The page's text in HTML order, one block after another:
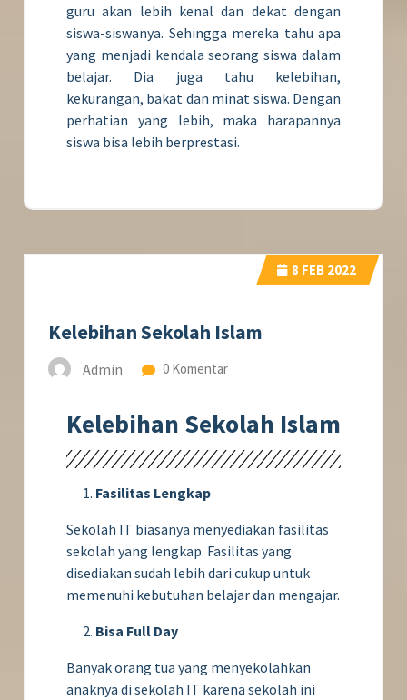
guru akan lebih kenal dan dekat dengan
siswa-siswanya. Sehingga mereka tahu apa
yang menjadi kendala seorang siswa dalam
belajar. Dia juga tahu kelebihan,
kekurangan, bakat dan minat siswa. Dengan
perhatian yang lebih, maka harapannya
siswa bisa lebih berprestasi.
Kelebihan Sekolah Islam
8 FEB 2022
Admin 0 Komentar
Kelebihan Sekolah Islam
Fasilitas Lengkap
Sekolah IT biasanya menyediakan fasilitas
sekolah yang lengkap. Fasilitas yang
disediakan sudah lebih dari cukup untuk
memenuhi kebutuhan belajar dan mengajar.
Bisa Full Day
Banyak orang tua yang menyekolahkan
anaknya di sekolah IT karena sekolah ini